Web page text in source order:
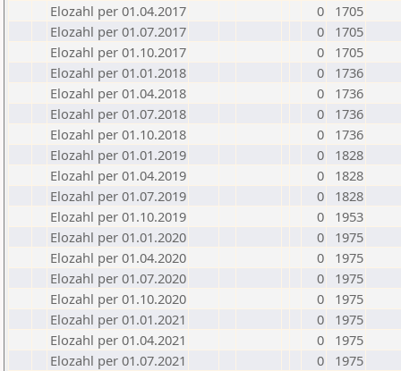
Elozahl per 01.04.2017
0
1705
Elozahl per 01.07.2017
0
1705
Elozahl per 01.10.2017
0
1705
Elozahl per 01.01.2018
0
1736
Elozahl per 01.04.2018
0
1736
Elozahl per 01.07.2018
0
1736
Elozahl per 01.10.2018
0
1736
Elozahl per 01.01.2019
0
1828
Elozahl per 01.04.2019
0
1828
Elozahl per 01.07.2019
0
1828
Elozahl per 01.10.2019
0
1953
Elozahl per 01.01.2020
0
1975
Elozahl per 01.04.2020
0
1975
Elozahl per 01.07.2020
0
1975
Elozahl per 01.10.2020
0
1975
Elozahl per 01.01.2021
0
1975
Elozahl per 01.04.2021
0
1975
Elozahl per 01.07.2021
0
1975